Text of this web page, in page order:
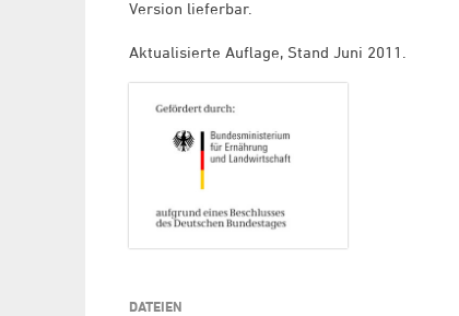
Version lieferbar.
Aktualisierte Auflage, Stand Juni 2011.
DATEIEN